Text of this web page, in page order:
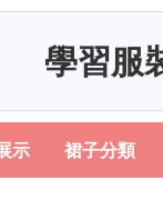
學習服
示 裙子分類